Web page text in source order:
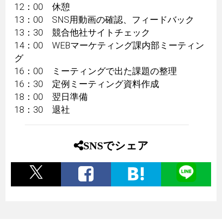
12：00 休憩
13：00 SNS用動画の確認、フィードバック
13：30 競合他社サイトチェック
14：00 WEBマーケティング課内部ミーティン
グ
16：00 ミーティングで出た課題の整理
16：30 定例ミーティング資料作成
18：00 翌日準備
18：30 退社
SNSでシェア